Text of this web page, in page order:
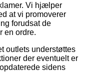
Vi hjælper
at vi promoverer
forudsat de
en ordre.
outlets understøttes
der eventuelt er
sidens